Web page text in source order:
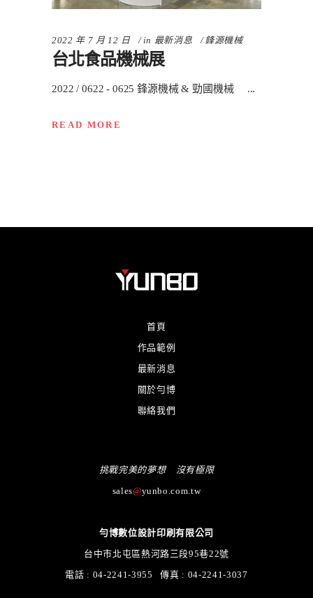
2022 年 7 月 12 日 in 最新消息 鋒源機械
台北食品機械展
2022 / 0622 - 0625 鋒源機械 & 勁國機械
READ MORE
首頁
作品範例
最新消息
關於勻博
聯絡我們
挑戰完美的夢想 沒有極限
sales@yunbo.com.tw
勻博數位設計印刷有限公司
台中市北屯區熱河路三段95巷22號
電話 : 04-2241-3955 傳真 : 04-2241-3037